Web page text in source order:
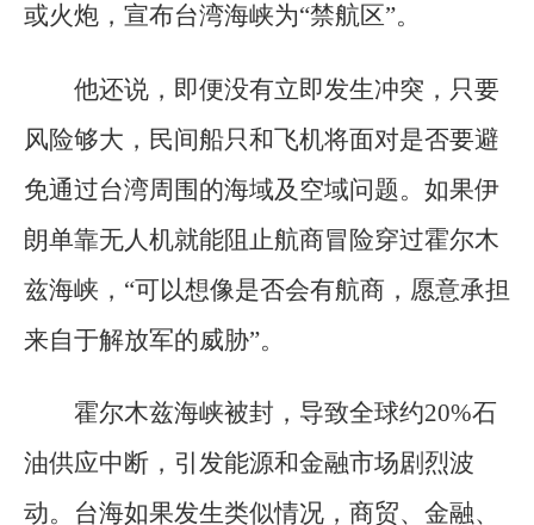
或火炮，宣布台湾海峡为“禁航区”。
他还说，即便没有立即发生冲突，只要
风险够大，民间船只和飞机将面对是否要避
免通过台湾周围的海域及空域问题。如果伊
朗单靠无人机就能阻止航商冒险穿过霍尔木
兹海峡，“可以想像是否会有航商，愿意承担
来自于解放军的威胁”。
霍尔木兹海峡被封，导致全球约20%石
油供应中断，引发能源和金融市场剧烈波
动。台海如果发生类似情况，商贸、金融、